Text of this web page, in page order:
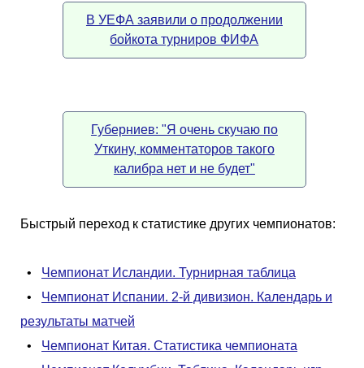
В УЕФА заявили о продолжении
бойкота турниров ФИФА
Губерниев: "Я очень скучаю по
Уткину, комментаторов такого
калибра нет и не будет"
Быстрый переход к статистике других чемпионатов:
• Чемпионат Исландии. Турнирная таблица
• Чемпионат Испании. 2-й дивизион. Календарь и
результаты матчей
• Чемпионат Китая. Статистика чемпионата